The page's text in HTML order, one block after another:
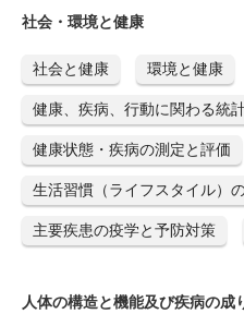
社会・環境と健康
社会と健康 環境と健康
健康、疾病、行動に関わる統
健康状態・疾病の測定と評価
生活習慣（ライフスタイル）
主要疾患の疫学と予防対策
人体の構造と機能及び疾病の成